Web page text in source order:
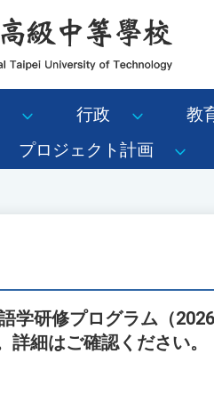
行政 教
プロジェクト計画
学研修プログラム（
細はご確認ください。